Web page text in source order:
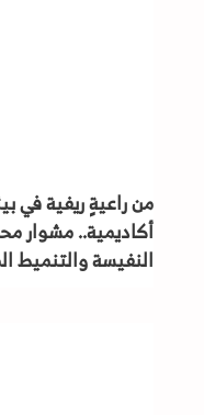
من راعيةٍ ريفية في
أكاديمية.. مشوار
النفيسة والتنميط